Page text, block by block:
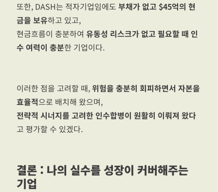
또한, DASH는 적자기업임에도부채가 없고 $45억의 현
금을 보유하고 있고,
현금흐름이 충분하여유동성 리스크가 없고 필요할 때 인
수 여력이 충분한 기업이다.
이러한 점을 고려할 때,위험을 충분히 회피하면서 자본을
효율적으로 배치해 왔으며,
전략적 시너지를 고려한 인수합병이 원활히 이뤄져 왔다
고 평가할 수 있겠다.
결론 : 나의 실수를 성장이 커버해주는
기업